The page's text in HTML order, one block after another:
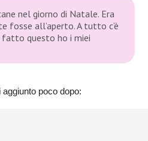
nel giorno di Natale. Era
fosse all’aperto. A tutto c’è
fatto questo ho i miei
poco dopo: